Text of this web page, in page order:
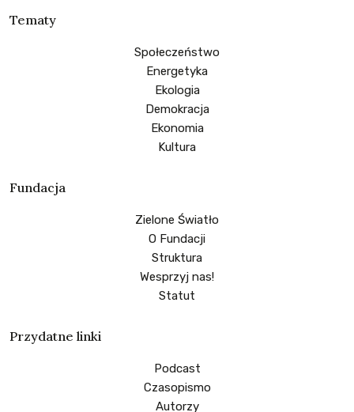
Tematy
Społeczeństwo
Energetyka
Ekologia
Demokracja
Ekonomia
Kultura
Fundacja
Zielone Światło
O Fundacji
Struktura
Wesprzyj nas!
Statut
Przydatne linki
Podcast
Czasopismo
Autorzy